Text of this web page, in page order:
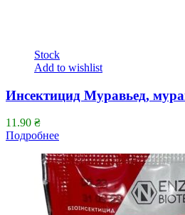
Stock
Add to wishlist
Инсектицид Муравьед,
11.90 ₴
Подробнее